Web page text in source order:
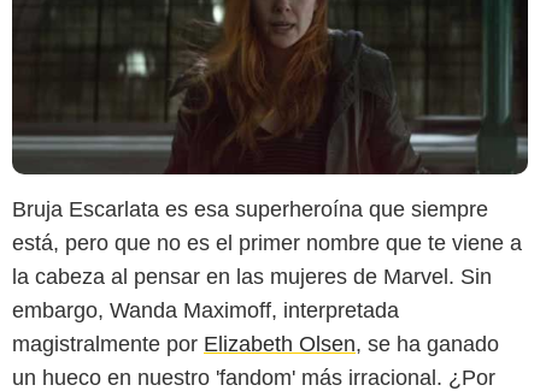
Bruja Escarlata es esa superheroína que siempre
está, pero que no es el primer nombre que te viene a
la cabeza al pensar en las mujeres de Marvel. Sin
embargo, Wanda Maximoff, interpretada
magistralmente por Elizabeth Olsen, se ha ganado
un hueco en nuestro 'fandom' más irracional. ¿Por